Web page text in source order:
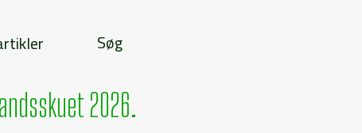
2026.